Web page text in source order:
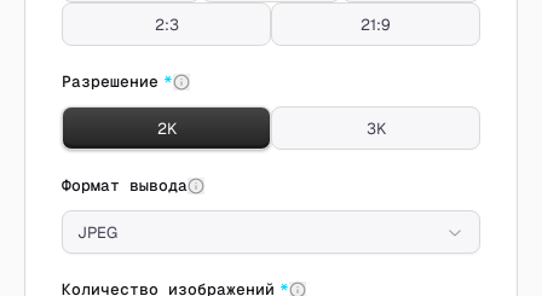
2:3 21:9
Разрешение *
2K 3K
Формат вывода
JPEG
Количество изображений *